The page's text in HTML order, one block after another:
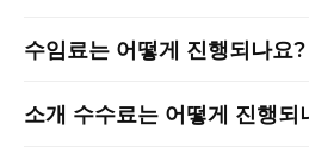
수임료는 어떻게 진행되나요?
소개 수수료는 어떻게 진행되